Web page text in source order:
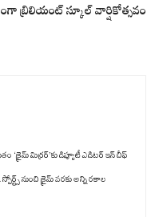
బ్రిలియంట్ స్కూల్ వార్షికోత్సవం
‘క్రైమ్ మిర్రర్’కు డిప్యూటీ ఎడిటర్ ఇన్ చీఫ్
నుంచి క్రైమ్ వరకు అన్ని రకాల